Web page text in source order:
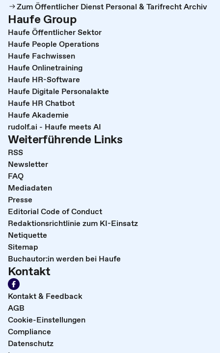
Zum Öffentlicher Dienst Personal & Tarifrecht Archiv
Haufe Group
Haufe Öffentlicher Sektor
Haufe People Operations
Haufe Fachwissen
Haufe Onlinetraining
Haufe HR-Software
Haufe Digitale Personalakte
Haufe HR Chatbot
Haufe Akademie
rudolf.ai - Haufe meets AI
Weiterführende Links
RSS
Newsletter
FAQ
Mediadaten
Presse
Editorial Code of Conduct
Redaktionsrichtlinie zum KI-Einsatz
Netiquette
Sitemap
Buchautor:in werden bei Haufe
Kontakt
Kontakt & Feedback
AGB
Cookie-Einstellungen
Compliance
Datenschutz